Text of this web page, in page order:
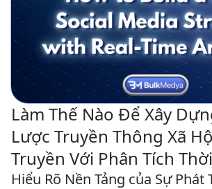
Làm Thế Nào Để Xây
Lược Truyền Thông Xã
Truyền Với Phân Tích
Hiểu Rõ Nền Tảng của Sự Phát